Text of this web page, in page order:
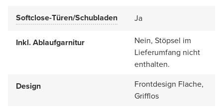
Softclose-Türen/Schubladen Ja
Inkl. Ablaufgarnitur
Nein, Stöpsel im
Lieferumfang nicht
enthalten.
Design
Frontdesign Flache,
Grifflos